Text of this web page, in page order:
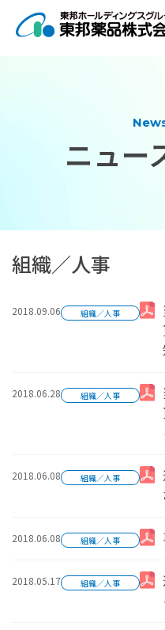
ニュー
組織／人事
2018.09.06 組織／人事
2018.06.28 組織／人事
2018.06.08 組織／人事
2018.06.08 組織／人事
2018.05.17 組織／人事